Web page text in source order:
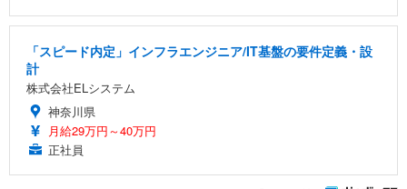
「スピード内定」インフラエンジニア/IT基盤の要件定義・設
計
株式会社ELシステム
神奈川県
月給29万円～40万円
正社員